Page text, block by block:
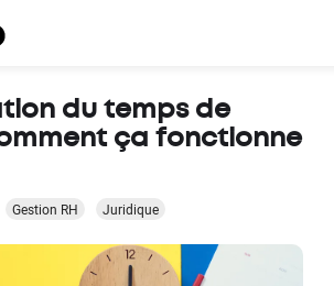
du temps de
ça fonctionne
Gestion RH Juridique